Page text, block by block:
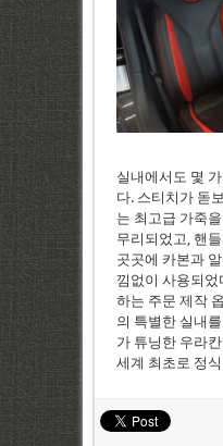
실내에서도 몇
다. 스티치가 돋
는 최고급 가죽
무리되었고, 핸
곳곳에 카본과
낌없이 사용되었
하는 주문 제작
의 특별한 실내
가 튜닝한 우라
세계 최초로 정